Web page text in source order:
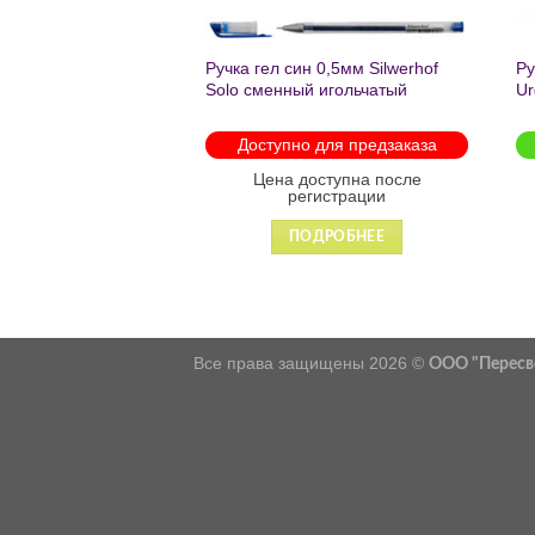
Ручка гел син 0,5мм Silwerhof
Solo сменный игольчатый
Доступно для предзаказа
Цена доступна после
регистрации
ПОДРОБНЕЕ
Все права защищены 2026 © ООО